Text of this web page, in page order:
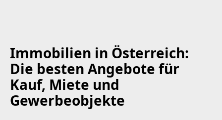
Immobilien in Österreich:
Die besten Angebote für
Kauf, Miete und
Gewerbeobjekte